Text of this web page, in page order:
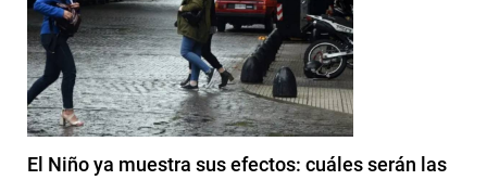
El Niño ya muestra sus efectos: cuáles serán las